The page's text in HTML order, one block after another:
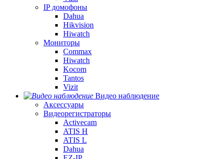
IP домофоны
Dahua
Hikvision
Hiwatch
Мониторы
Commax
Hiwatch
Kocom
Tantos
Vizit
Видео наблюдение
Аксессуары
Видеорегистраторы
Activecam
ATIS H
ATIS L
Dahua